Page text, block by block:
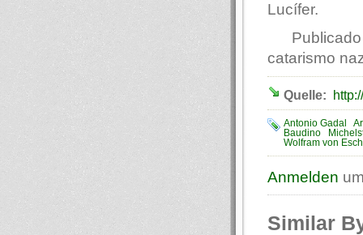
Lucífer.
catarismo
Quelle:
Antonio Gadal
Baudino
Wolfram von
Anmelden
Similar